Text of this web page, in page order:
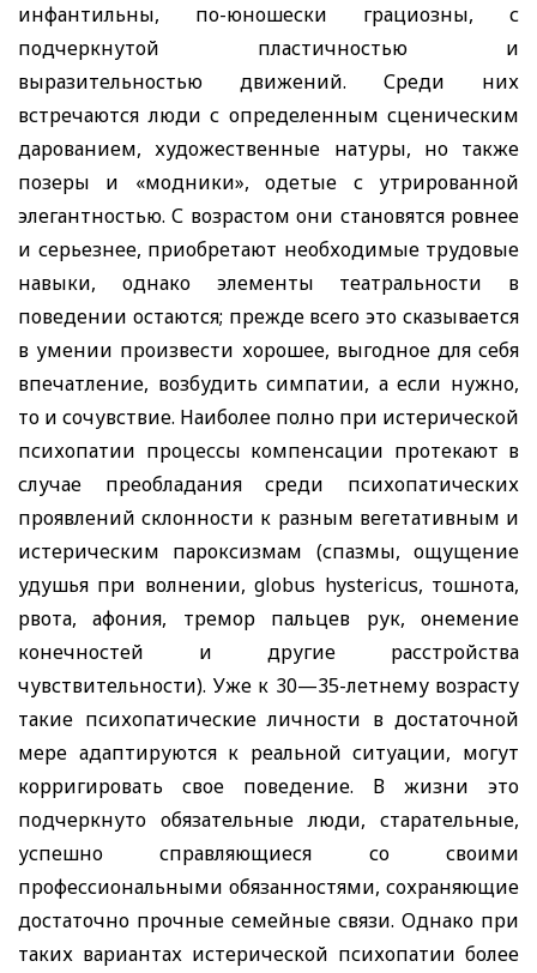
инфантильны, по-юношески грациозны, с
подчеркнутой пластичностью и
выразительностью движений. Среди них
встречаются люди с определенным сценическим
дарованием, художественные натуры, но также
позеры и «модники», одетые с утрированной
элегантностью. С возрастом они становятся ровнее
и серьезнее, приобретают необходимые трудовые
навыки, однако элементы театральности в
поведении остаются; прежде всего это сказывается
в умении произвести хорошее, выгодное для себя
впечатление, возбудить симпатии, а если нужно,
то и сочувствие. Наиболее полно при истерической
психопатии процессы компенсации протекают в
случае преобладания среди психопатических
проявлений склонности к разным вегетативным и
истерическим пароксизмам (спазмы, ощущение
удушья при волнении,globus hystericus, тошнота,
рвота, афония, тремор пальцев рук, онемение
конечностей и другие расстройства
чувствительности). Уже к 30—35-летнему возрасту
такие психопатические личности в достаточной
мере адаптируются к реальной ситуации, могут
корригировать свое поведение. В жизни это
подчеркнуто обязательные люди, старательные,
успешно справляющиеся со своими
профессиональными обязанностями, сохраняющие
достаточно прочные семейные связи. Однако при
таких вариантах истерической психопатии более